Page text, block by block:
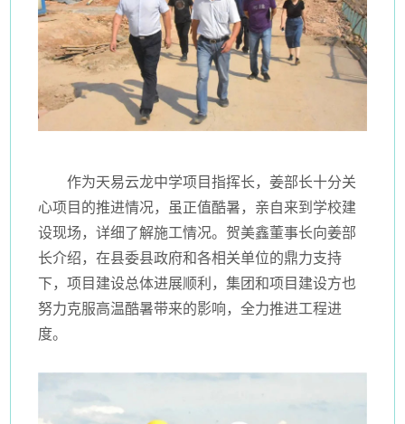
作为天易云龙中学项目指挥长，姜部长十分关
心项目的推进情况，虽正值酷暑，亲自来到学校建
设现场，详细了解施工情况。贺美鑫董事长向姜部
长介绍，在县委县政府和各相关单位的鼎力支持
下，项目建设总体进展顺利，集团和项目建设方也
努力克服高温酷暑带来的影响，全力推进工程进
度。